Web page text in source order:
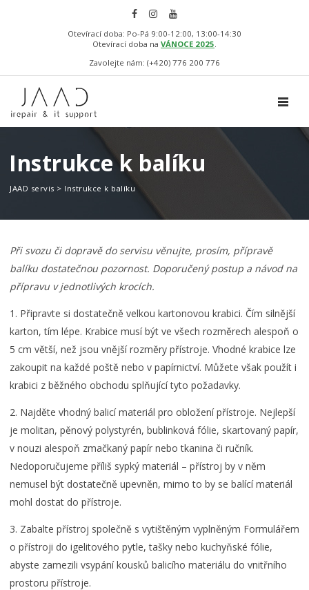
Otevírací doba: Po-Pá 9:00-12:00, 13:00-14:30
Otevírací doba na VÁNOCE 2025
Zavolejte nám: (+420) 776 200 776
Instrukce k balíku
JAAD servis > Instrukce k balíku
Při svozu či dopravě do servisu věnujte, prosím, přípravě
balíku dostatečnou pozornost. Doporučený postup a návod na
přípravu v jednotlivých krocích.
1. Připravte si dostatečně velkou kartonovou krabici. Čím silnější
karton, tím lépe. Krabice musí být ve všech rozměrech alespoň o
5 cm větší, než jsou vnější rozměry přístroje. Vhodné krabice lze
zakoupit na každé poště nebo v papírnictví. Můžete však použít i
krabici z běžného obchodu splňující tyto požadavky.
2. Najděte vhodný balicí materiál pro obložení přístroje. Nejlepší
je molitan, pěnový polystyrén, bublinková fólie, skartovaný papír,
v nouzi alespoň zmačkaný papír nebo tkanina či ručník.
Nedoporučujeme příliš sypký materiál – přístroj by v něm
nemusel být dostatečně upevněn, mimo to by se balící materiál
mohl dostat do přístroje.
3. Zabalte přístroj společně s vytištěným vyplněným Formulářem
o přístroji do igelitového pytle, tašky nebo kuchyňské fólie,
abyste zamezili vsypání kousků balicího materiálu do vnitřního
prostoru přístroje.